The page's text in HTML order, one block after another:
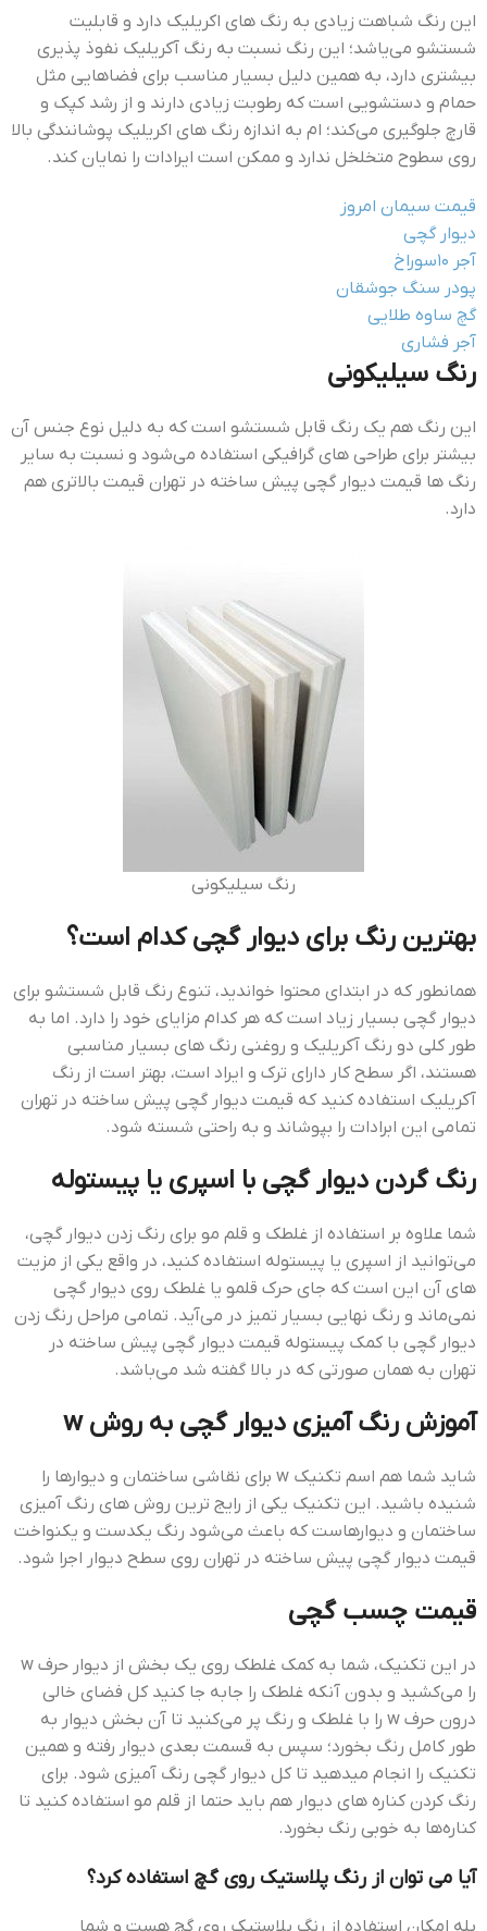
این رنگ شباهت زیادی به رنگ های اکریلیک دارد و قابلیت
شستشو می‌یاشد؛ این رنگ نسبت به رنگ آکریلیک نفوذ پذیری
بیشتری دارد، به همین دلیل بسیار مناسب برای فضاهایی مثل
حمام و دستشویی است که رطوبت زیادی دارند و از رشد کپک و
قارچ جلوگیری می‌کند؛ ام به اندازه رنگ های اکریلیک پوشانندگی بالا
روی سطوح متخلخل ندارد و ممکن است ایرادات را نمایان کند.
قیمت سیمان امروز
دیوار گچی
آجر ۱۰سوراخ
پودر سنگ جوشقان
گچ ساوه طلایی
آجر فشاری
رنگ سیلیکونی
این رنگ هم یک رنگ قابل شستشو است که به دلیل نوع جنس آن
بیشتر برای طراحی های گرافیکی استفاده می‌شود و نسبت به سایر
رنگ ها قيمت ديوار گچي پيش ساخته در تهران قیمت بالاتری هم
دارد.
رنگ سیلیکونی
بهترین رنگ برای دیوار گچی کدام است؟
همانطور که در ابتدای محتوا خواندید، تنوع رنگ قابل شستشو برای
دیوار گچی بسیار زیاد است که هر کدام مزایای خود را دارد. اما به
طور کلی دو رنگ آکریلیک و روغنی رنگ های بسیار مناسبی
هستند، اگر سطح کار دارای ترک و ایراد است، بهتر است از رنگ
آکریلیک استفاده کنید که قيمت ديوار گچي پيش ساخته در تهران
تمامی این ابرادات را بپوشاند و به راحتی شسته شود.
رنگ گردن دیوار گچی با اسپری یا پیستوله
شما علاوه بر استفاده از غلطک و قلم مو برای رنگ زدن دیوار گچی،
می‌توانید از اسپری یا پیستوله استفاده کنید، در واقع یکی از مزیت
های آن این است که جای حرک قلمو یا غلطک روی دیوار گچی
نمی‌ماند و رنگ نهایی بسیار تمیز در می‌آید. تمامی مراحل رنگ زدن
دیوار گچی با کمک پیستوله قيمت ديوار گچي پيش ساخته در
تهران به همان صورتی که در بالا گفته شد می‌باشد.
آموزش رنگ آمیزی دیوار گچی به روش w
شاید شما هم اسم تکنیک w برای نقاشی ساختمان و دیوارها را
شنیده باشید. این تکنیک یکی از رایج ترین روش های رنگ آمیزی
ساختمان و دیوارهاست که باعث می‌شود رنگ یکدست و یکنواخت
قيمت ديوار گچي پيش ساخته در تهران روی سطح دیوار اجرا شود.
قيمت چسب گچي
در این تکنیک، شما به کمک غلطک روی یک بخش از دیوار حرف w
را می‌کشید و بدون آنکه غلطک را جابه جا کنید کل فضای خالی
درون حرف w را با غلطک و رنگ پر می‌کنید تا آن بخش دیوار به
طور کامل رنگ بخورد؛ سپس به قسمت بعدی دیوار رفته و همین
تکنیک را انجام میدهید تا کل دیوار گچی رنگ آمیزی شود. برای
رنگ کردن کناره های دیوار هم باید حتما از قلم مو استفاده کنید تا
کناره‌ها به خوبی رنگ بخورد.
آیا می توان از رنگ پلاستیک روی گچ استفاده کرد؟
بله امکان استفاده از رنگ پلاستیک روی گچ هست و شما